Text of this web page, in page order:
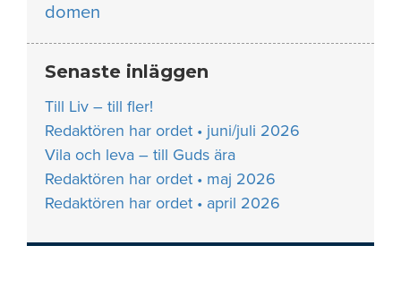
domen
Senaste inläggen
Till Liv – till fler!
Redaktören har ordet • juni/juli 2026
Vila och leva – till Guds ära
Redaktören har ordet • maj 2026
Redaktören har ordet • april 2026